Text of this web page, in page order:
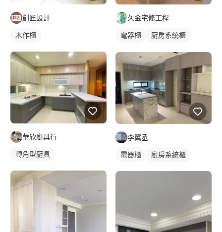
創匠設計
木作櫃
華欣廚具行
轉角型廚具
久金宅修工程
電器櫃
廚房系統櫃
李翼丞
電器櫃 廚房系統櫃